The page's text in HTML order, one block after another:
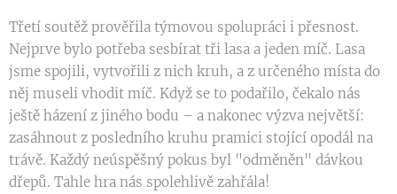
Třetí soutěž prověřila týmovou spolupráci i přesnost.
Nejprve bylo potřeba sesbírat tři lasa a jeden míč. Lasa
jsme spojili, vytvořili z nich kruh, a z určeného místa do
něj museli vhodit míč. Když se to podařilo, čekalo nás
ještě házení z jiného bodu – a nakonec výzva největší:
zasáhnout z posledního kruhu pramici stojící opodál na
trávě. Každý neúspěšný pokus byl "odměněn" dávkou
dřepů. Tahle hra nás spolehlivě zahřála!